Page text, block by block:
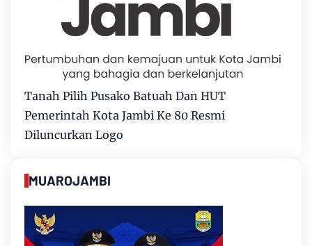
Tanah Pilih Pusako Batuah Dan HUT
Pemerintah Kota Jambi Ke 80 Resmi
Diluncurkan Logo
MUAROJAMBI